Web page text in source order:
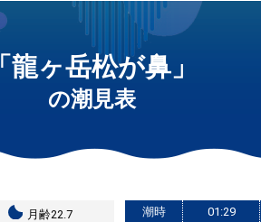
「龍ヶ岳松が鼻」
の潮見表
月齢22.7 潮時 01:29